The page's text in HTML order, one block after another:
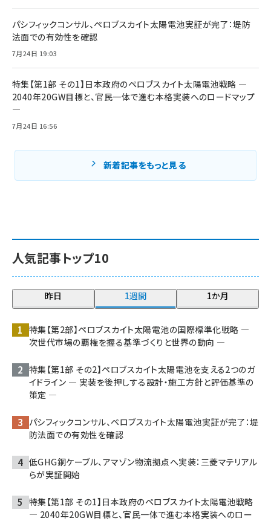
人気記事トップ10
昨日 1週間 1か月
特集【第2部】ペロブスカイト太陽電池の国際標準化戦略 ―
次世代市場の覇権を握る基準づくりと世界の動向 ―
特集【第1部 その2】ペロブスカイト太陽電池を支える2つのガ
イドライン ― 実装を後押しする設計・施工方針と評価基準の
策定 ―
パシフィックコンサル、ペロブスカイト太陽電池実証が完了：堤
防法面での有効性を確認
低GHG銅ケーブル、アマゾン物流拠点へ実装：三菱マテリアル
らが実証開始
特集【第1部 その1】日本政府のペロブスカイト太陽電池戦略
― 2040年20GW目標と、官民一体で進む本格実装へのロー
パシフィックコンサル、ペロブスカイト太陽電池実証が完了：堤防
法面での有効性を確認
7月24日 19:03
特集【第1部 その1】日本政府のペロブスカイト太陽電池戦略 ―
2040年20GW目標と、官民一体で進む本格実装へのロードマップ
―
7月24日 16:56
新着記事をもっと見る